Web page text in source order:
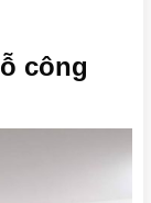
công